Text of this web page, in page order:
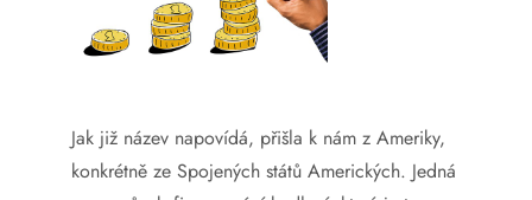
Jak již název napovídá, přišla k nám z Ameriky,
konkrétně ze Spojených států Amerických. Jedná